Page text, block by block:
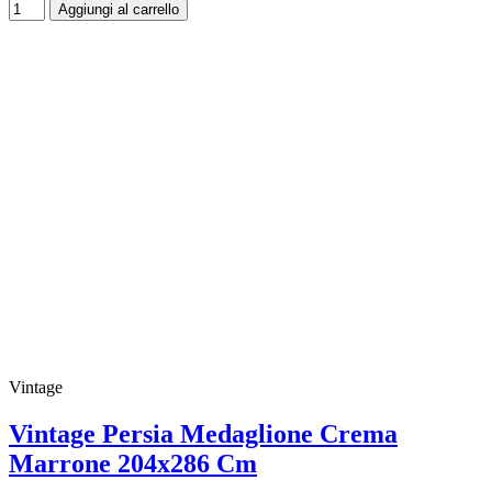
Aggiungi al carrello
Vintage
Vintage Persia Medaglione Crema
Marrone 204x286 Cm